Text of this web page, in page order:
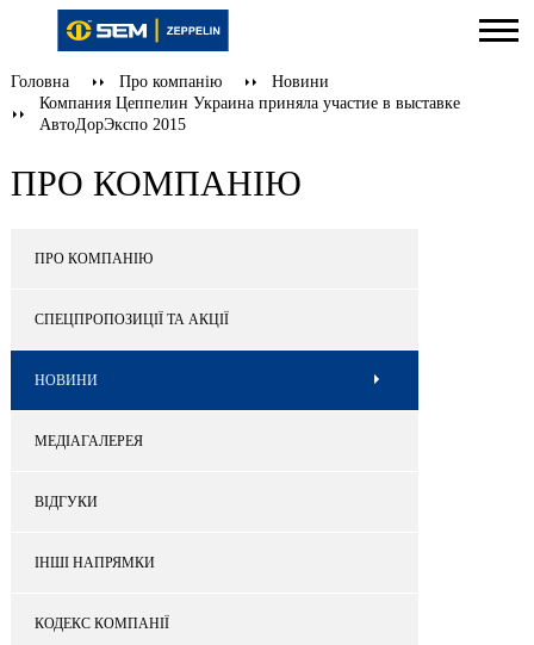
Головна Про компанію
Новини
Компания Цеппелин Украина приняла участие в выставке
АвтоДорЭкспо 2015
ПРО КОМПАНІЮ
ПРО КОМПАНІЮ
СПЕЦПРОПОЗИЦІЇ ТА АКЦІЇ
НОВИНИ
МЕДІАГАЛЕРЕЯ
ВІДГУКИ
ІНШІ НАПРЯМКИ
КОДЕКС КОМПАНІЇ